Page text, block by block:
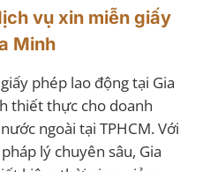
vụ xin miễn giấy
Minh
phép lao động tại Gia
thiết thực cho doanh
ngoài tại TPHCM. Với
lý chuyên sâu, Gia